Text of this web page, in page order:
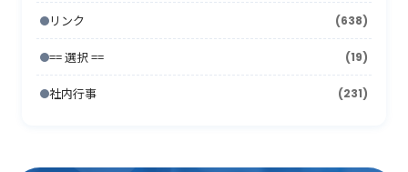
2010年1月 (13)
2009年2月 (15)
2009年1月 (16)
2008年3月 (26)
2008年2月 (15)
2008年1月 (10)
2007年4月 (21)
2007年3月 (31)
2007年2月 (33)
2006年5月 (23)
2006年4月
2005年6月 (9)
2005年5月 (11)
リンク (638)
== 選択 == (19)
社内行事 (231)